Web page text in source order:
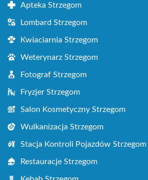
Apteka Strzegom
Lombard Strzegom
Kwiaciarnia Strzegom
Weterynarz Strzegom
Fotograf Strzegom
Fryzjer Strzegom
Salon Kosmetyczny Strzegom
Wulkanizacja Strzegom
Stacja Kontroli Pojazdów Strzegom
Restauracje Strzegom